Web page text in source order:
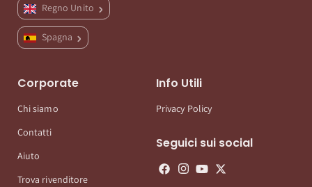
Regno Unito
Spagna
Corporate
Chi siamo
Contatti
Aiuto
Trova rivenditore
Info Utili
Privacy Policy
Seguici sui social